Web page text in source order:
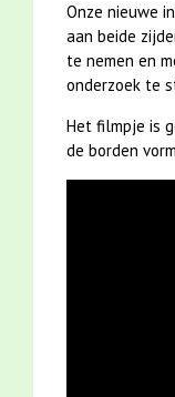
Onze nieuwe
aan beide
te nemen en
onderzoek te
Het filmpje is
de borden